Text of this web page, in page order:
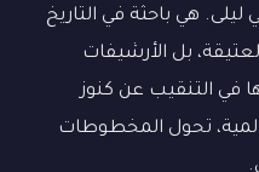
هي باحثة في التاريخ
بل الأرشيفات
في التنقيب عن كنوز
تحول المخطوطات